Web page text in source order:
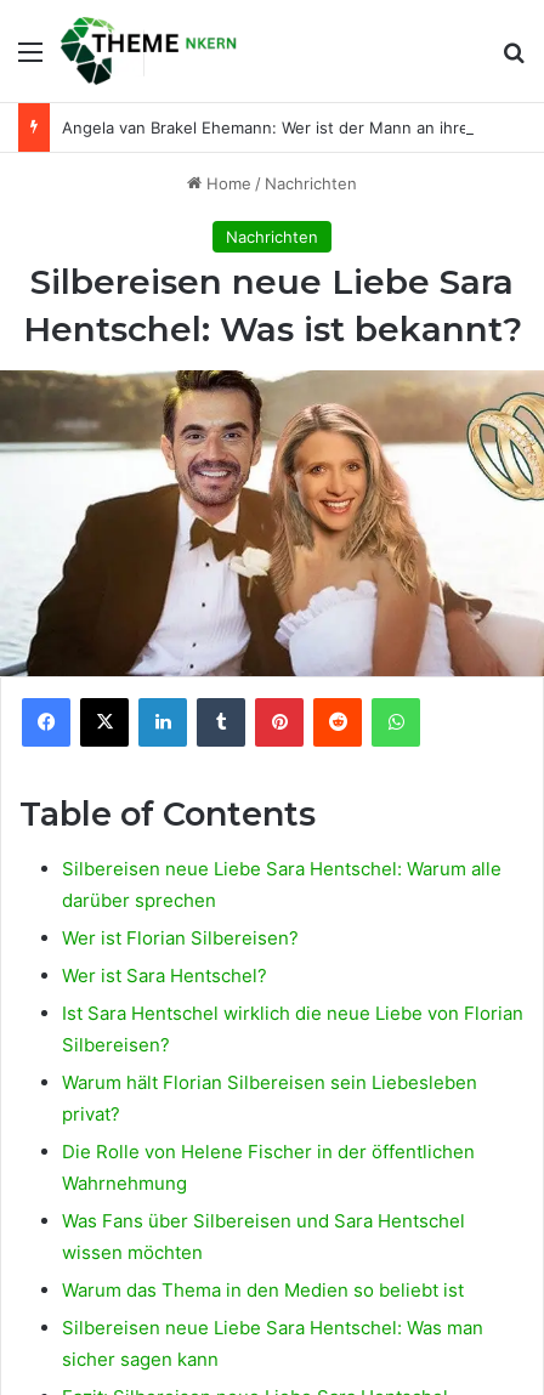
Menu
Home / Nachrichten
Nachrichten
Silbereisen neue Liebe Sara
Hentschel: Was ist bekannt?
Facebook
X LinkedInTumblr PinterestReddit WhatsApp
Table of Contents
Silbereisen neue Liebe Sara Hentschel: Warum alle
darüber sprechen
Wer ist Florian Silbereisen?
Wer ist Sara Hentschel?
Ist Sara Hentschel wirklich die neue Liebe von Florian
Silbereisen?
Warum hält Florian Silbereisen sein Liebesleben
privat?
Die Rolle von Helene Fischer in der öffentlichen
Wahrnehmung
Was Fans über Silbereisen und Sara Hentschel
wissen möchten
Warum das Thema in den Medien so beliebt ist
Silbereisen neue Liebe Sara Hentschel: Was man
sicher sagen kann